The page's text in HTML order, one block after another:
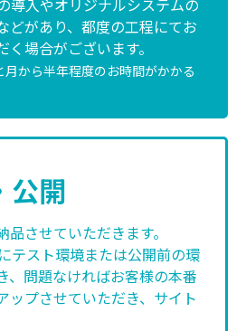
どがあり、都度の工程にてお
場合がございます。
から半年程度のお時間がかかる
公開
させていただきます。
テスト環境または公開前の環
、問題なければお客様の本番
ップさせていただき、サイト